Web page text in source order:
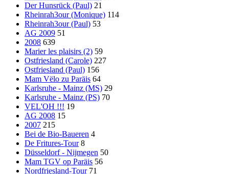
Der Hunsrück (Paul) 21
Rheinrah3our (Monique) 114
Rheinrah3our (Paul) 53
AG 2009 51
2008 639
Marier les plaisirs (2) 59
Ostfriesland (Carole) 227
Ostfriesland (Paul) 156
Mam Vëlo zu Paräis 64
Karlsruhe - Mainz (MS) 29
Karlsruhe - Mainz (PS) 70
VEL'OH !!! 19
AG 2008 15
2007 215
Bei de Bio-Baueren 4
De Fritures-Tour 8
Düsseldorf - Nijmegen 50
Mam TGV op Paräis 56
Nordfriesland-Tour 71